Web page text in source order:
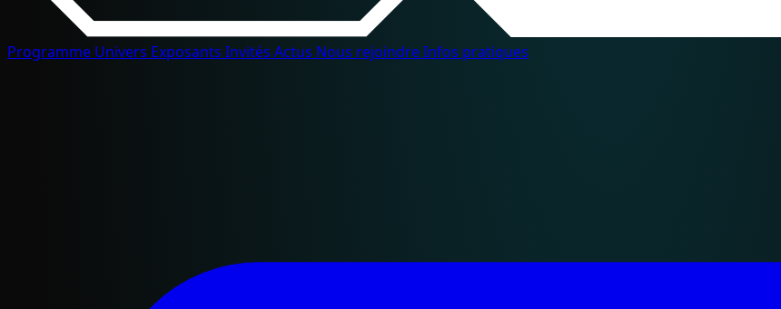
Programme Univers Exposants Invités Actus Nous rejoindreInfos pratiques